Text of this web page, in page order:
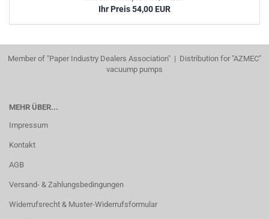
Ihr Preis 54,00 EUR
Member of "Paper Industry Dealers Association" | Distribution for "AZMEC"
vacuump pumps
MEHR ÜBER...
Impressum
Kontakt
AGB
Versand- & Zahlungsbedingungen
Widerrufsrecht & Muster-Widerrufsformular